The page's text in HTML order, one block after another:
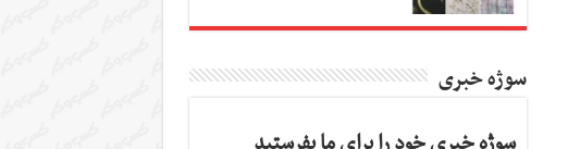
سوژه خبری